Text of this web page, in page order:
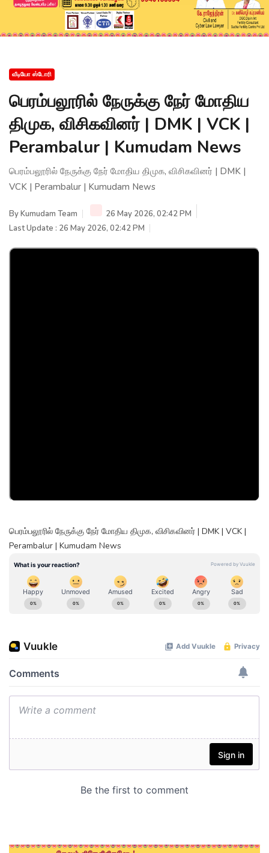
வீடியோ ஸ்டோரி
பெரம்பலூரில் நேருக்கு நேர் மோதிய
திமுக, விசிகவினர் | DMK | VCK |
Perambalur | Kumudam News
பெரம்பலூரில் நேருக்கு நேர் மோதிய திமுக, விசிகவினர் | DMK |
VCK | Perambalur | Kumudam News
ByKumudam Team
26 May 2026, 02:42 PM
Last Update : 26 May 2026, 02:42 PM
பெரம்பலூரில் நேருக்கு நேர் மோதிய திமுக, விசிகவினர் | DMK | VCK |
Perambalur | Kumudam News